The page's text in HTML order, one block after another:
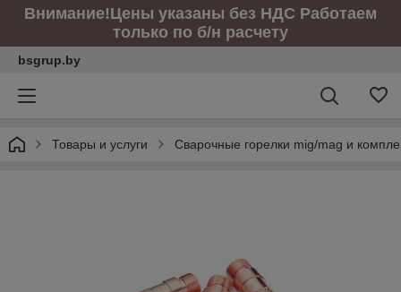
Внимание!Цены указаны без НДС Работаем
только по б/н расчету
bsgrup.by
Товары и услуги Сварочные горелки mig/mag и